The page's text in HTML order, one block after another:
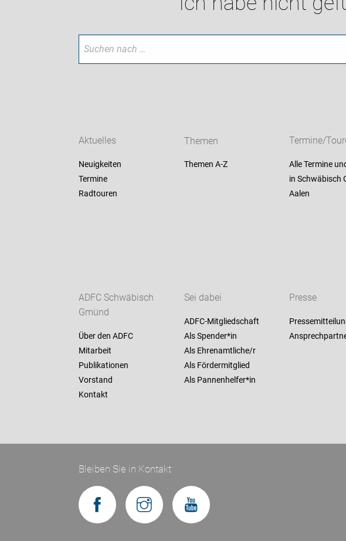
Aktuelles
Neuigkeiten
Termine
Radtouren
Themen
Themen A-Z
Termine/
Alle Termine
in Schwäbisch
Aalen
ADFC Schwäbisch
Gmünd
Über den ADFC
Mitarbeit
Publikationen
Vorstand
Kontakt
Sei dabei
ADFC-Mitgliedschaft
Als Spender*in
Als Ehrenamtliche/r
Als Fördermitglied
Als Pannenhelfer*in
Presse
Bleiben Sie in Kontakt